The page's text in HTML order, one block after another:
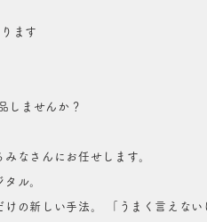
ます
しませんか？
なさんにお任せします。
ル。
の新しい手法。 「うまく言えない